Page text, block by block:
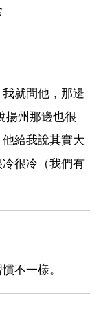
就問他，那邊
揚州那邊也很
給我說其實大
很冷（我們有
不一樣。